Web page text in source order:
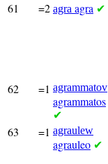
61 =2 agra agra ✔
62 =1 agrammatov
agrammatos
✔
63 =1 agraulew
agrauleo ✔